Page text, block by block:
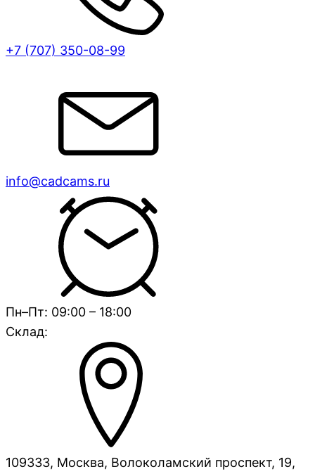
+7 (707) 350-08-99
info@cadcams.ru
Пн–Пт: 09:00 – 18:00
Склад:
109333, Москва, Волоколамский проспект, 19,